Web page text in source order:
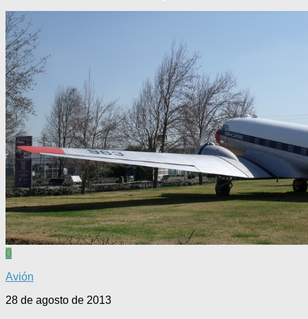
0
Avión
28 de agosto de 2013